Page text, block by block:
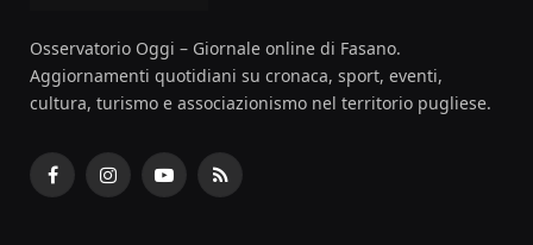
Osservatorio Oggi – Giornale online di Fasano.
Aggiornamenti quotidiani su cronaca, sport, eventi,
cultura, turismo e associazionismo nel territorio pugliese.
FacebookInstagramYouTubeRSS